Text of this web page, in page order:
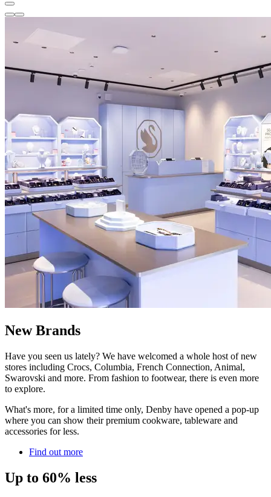
New Brands
Have you seen us lately? We have welcomed a whole host of new
stores including Crocs, Columbia, French Connection, Animal,
Swarovski and more. From fashion to footwear, there is even more
to explore.
What's more, for a limited time only, Denby have opened a pop-up
where you can show their premium cookware, tableware and
accessories for less.
Find out more
Up to 60% less